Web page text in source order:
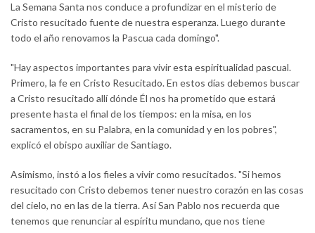
La Semana Santa nos conduce a profundizar en el misterio de
Cristo resucitado fuente de nuestra esperanza. Luego durante
todo el año renovamos la Pascua cada domingo".
"Hay aspectos importantes para vivir esta espiritualidad pascual.
Primero, la fe en Cristo Resucitado. En estos días debemos buscar
a Cristo resucitado allí dónde Él nos ha prometido que estará
presente hasta el final de los tiempos: en la misa, en los
sacramentos, en su Palabra, en la comunidad y en los pobres",
explicó el obispo auxiliar de Santiago.
Asimismo, instó a los fieles a vivir como resucitados. "Si hemos
resucitado con Cristo debemos tener nuestro corazón en las cosas
del cielo, no en las de la tierra. Así San Pablo nos recuerda que
tenemos que renunciar al espíritu mundano, que nos tiene